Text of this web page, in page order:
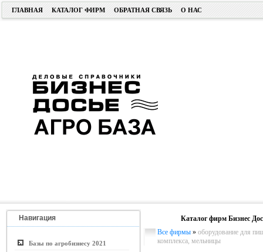
ГЛАВНАЯ КАТАЛОГ ФИРМ ОБРАТНАЯ СВЯЗЬ О НАС
Навигация
Базы по агробизнесу 2021
Каталог фирм Бизнес
Все фирмы » оборудование для
комплекса, мельницы